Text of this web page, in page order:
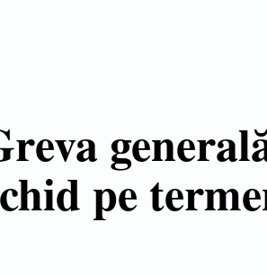
pe